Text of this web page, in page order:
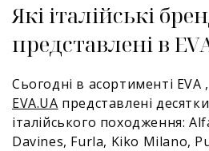
Які італійські
представлені в
Сьогодні в асортименті EVA
EVA.UA представлені
італійського походження:
Davines, Furla, Kiko Milano,